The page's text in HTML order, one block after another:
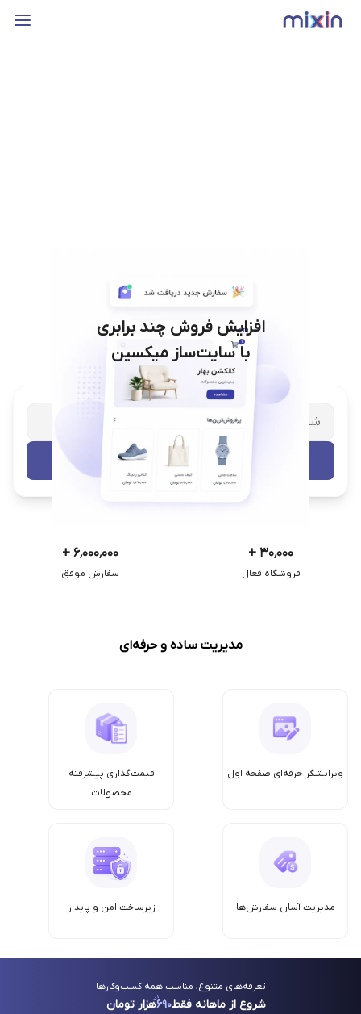
افزایش فروش چند برابری
با سایت‌ساز میکسین
شریک تجاری ترب با پشتیبانی اختصاصی
تست رایگان
۳۰٬۰۰۰ +
فروشگاه فعال
۶٬۰۰۰٬۰۰۰ +
سفارش موفق
مدیریت ساده و حرفه‌ای
ویرایشگر حرفه‌ای صفحه اول
قیمت‌گذاری پیشرفته
محصولات
مدیریت آسان سفارش‌ها زیرساخت امن‌ و پایدار
تعرفه‌های متنوع، مناسب همه کسب‌وکارها
شروع از ماهانه فقط۶۹۰هزار تومان